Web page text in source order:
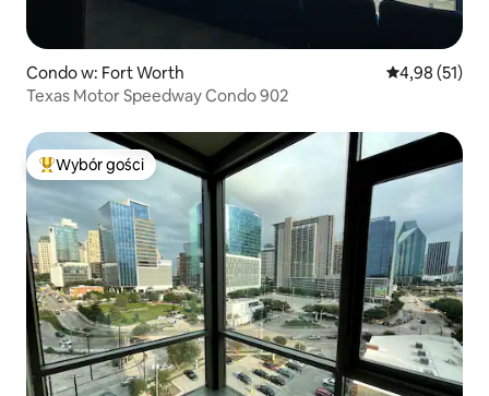
Condo w: Fort Worth Średnia
4,98 (51)
Texas Motor Speedway Condo 902
Najpopularniejsze z kategorii Wybór gości
Wybór gości